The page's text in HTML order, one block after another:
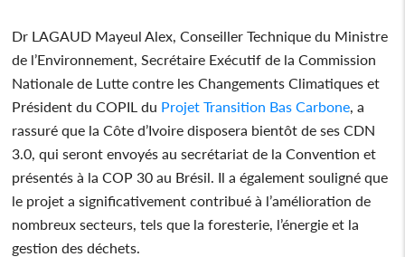
Dr LAGAUD Mayeul Alex, Conseiller Technique du Ministre
de l’Environnement, Secrétaire Exécutif de la Commission
Nationale de Lutte contre les Changements Climatiques et
Président du COPIL du Projet Transition Bas Carbone , a
rassuré que la Côte d’Ivoire disposera bientôt de ses CDN
3.0, qui seront envoyés au secrétariat de la Convention et
présentés à la COP 30 au Brésil. Il a également souligné que
le projet a significativement contribué à l’amélioration de
nombreux secteurs, tels que la foresterie, l’énergie et la
gestion des déchets.